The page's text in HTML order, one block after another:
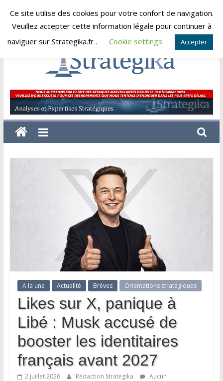
Skip
samedi, août 8, 2026
Strategika
Expertise
et
Analyses
A la une Actualité Brèves Orientations stratégiques
Likes sur X, panique à
Libé : Musk accusé de
booster les identitaires
français avant 2027
2 juillet 2026 Rédaction Strategika
Aucun
Ce site utilise des cookies pour votre confort de navigation.
Veuillez accepter cette information légale pour continuer à
naviguer sur Strategika.fr .
Cookie settings Accepter